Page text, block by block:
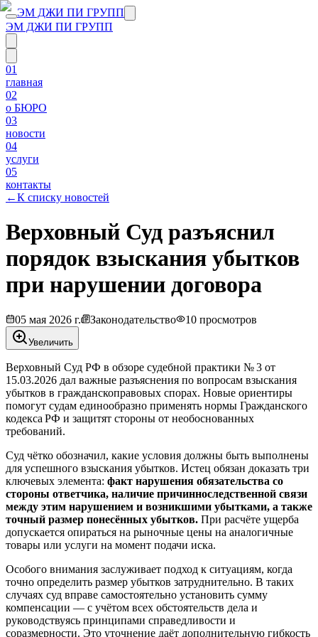
ЭМ ДЖИ ПИ ГРУПП
ЭМ ДЖИ ПИ ГРУПП
01
главная
02
о БЮРО
03
новости
04
услуги
05
контакты
←К списку новостей
Верховный Суд разъяснил
порядок взыскания убытков
при нарушении договора
05 мая 2026 г. Законодательство 10 просмотров
Увеличить
Верховный Суд РФ в обзоре судебной практики № 3 от
15.03.2026 дал важные разъяснения по вопросам взыскания
убытков в гражданскоправовых спорах. Новые ориентиры
помогут судам единообразно применять нормы Гражданского
кодекса РФ и защитят стороны от необоснованных
требований.
Суд чётко обозначил, какие условия должны быть выполнены
для успешного взыскания убытков. Истец обязан доказать три
ключевых элемента: факт нарушения обязательства со
стороны ответчика, наличие причинноследственной связи
между этим нарушением и возникшими убытками, а также
точный размер понесённых убытков. При расчёте ущерба
допускается опираться на рыночные цены на аналогичные
товары или услуги на момент подачи иска.
Особого внимания заслуживает подход к ситуациям, когда
точно определить размер убытков затруднительно. В таких
случаях суд вправе самостоятельно установить сумму
компенсации — с учётом всех обстоятельств дела и
руководствуясь принципами справедливости и
соразмерности. Это уточнение даёт дополнительную гибкость